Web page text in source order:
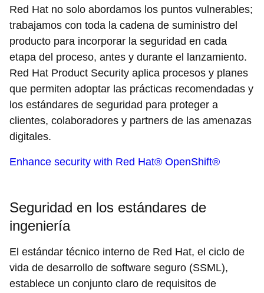
Red Hat no solo abordamos los puntos vulnerables;
trabajamos con toda la cadena de suministro del
producto para incorporar la seguridad en cada
etapa del proceso, antes y durante el lanzamiento.
Red Hat Product Security aplica procesos y planes
que permiten adoptar las prácticas recomendadas y
los estándares de seguridad para proteger a
clientes, colaboradores y partners de las amenazas
digitales.
Enhance security with Red Hat® OpenShift®
Seguridad en los estándares de
ingeniería
El estándar técnico interno de Red Hat, el ciclo de
vida de desarrollo de software seguro (SSML),
establece un conjunto claro de requisitos de